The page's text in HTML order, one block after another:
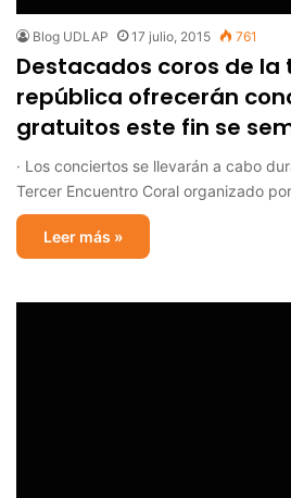
Blog UDLAP 17 julio, 2015 761
Destacados coros de la
república ofrecerán
gratuitos este fin se
· Los conciertos se llevarán a cabo
Tercer Encuentro Coral organizado
Leer más »